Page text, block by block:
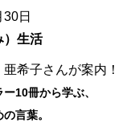
日
）生活
希子さんが案内！
10冊から学ぶ、
言葉。